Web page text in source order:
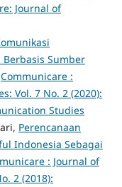
Journal of
Sumber
Communicare :
Vol. 7 No. 2 (2020):
Studies
Perencanaan
Indonesia Sebagai
: Journal of
2 (2018):